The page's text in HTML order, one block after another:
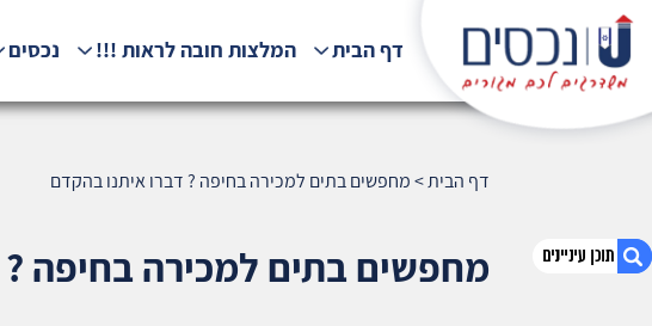
דף הבית המלצות חובה לראות !!! נכסים
דף הבית>מחפשים בתים למכירה בחיפה ? דברו איתנו בהקדם
מחפשים בתים למכירה בחיפה